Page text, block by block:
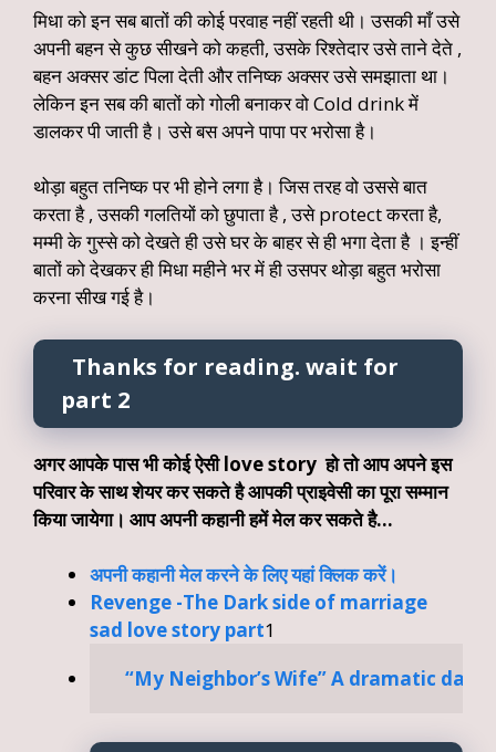
मिधा को इन सब बातों की कोई परवाह नहीं रहती थी। उसकी माँ उसे
अपनी बहन से कुछ सीखने को कहती, उसके रिश्तेदार उसे ताने देते ,
बहन अक्सर डांट पिला देती और तनिष्क अक्सर उसे समझाता था।
लेकिन इन सब की बातों को गोली बनाकर वो Cold drink में
डालकर पी जाती है। उसे बस अपने पापा पर भरोसा है।
थोड़ा बहुत तनिष्क पर भी होने लगा है। जिस तरह वो उससे बात
करता है , उसकी गलतियों को छुपाता है , उसे protect करता है,
मम्मी के गुस्से को देखते ही उसे घर के बाहर से ही भगा देता है । इन्हीं
बातों को देखकर ही मिधा महीने भर में ही उसपर थोड़ा बहुत भरोसा
करना सीख गई है।
Thanks for reading. wait for
part 2
अगर आपके पास भी कोई ऐसी love story हो तो आप अपने इस
परिवार के साथ शेयर कर सकते है आपकी प्राइवेसी का पूरा सम्मान
किया जायेगा। आप अपनी कहानी हमें मेल कर सकते है…
अपनी कहानी मेल करने के लिए यहां क्लिक करें।
Revenge -The Dark side of marriage
sad love story part1
“My Neighbor’s Wife” A dramatic